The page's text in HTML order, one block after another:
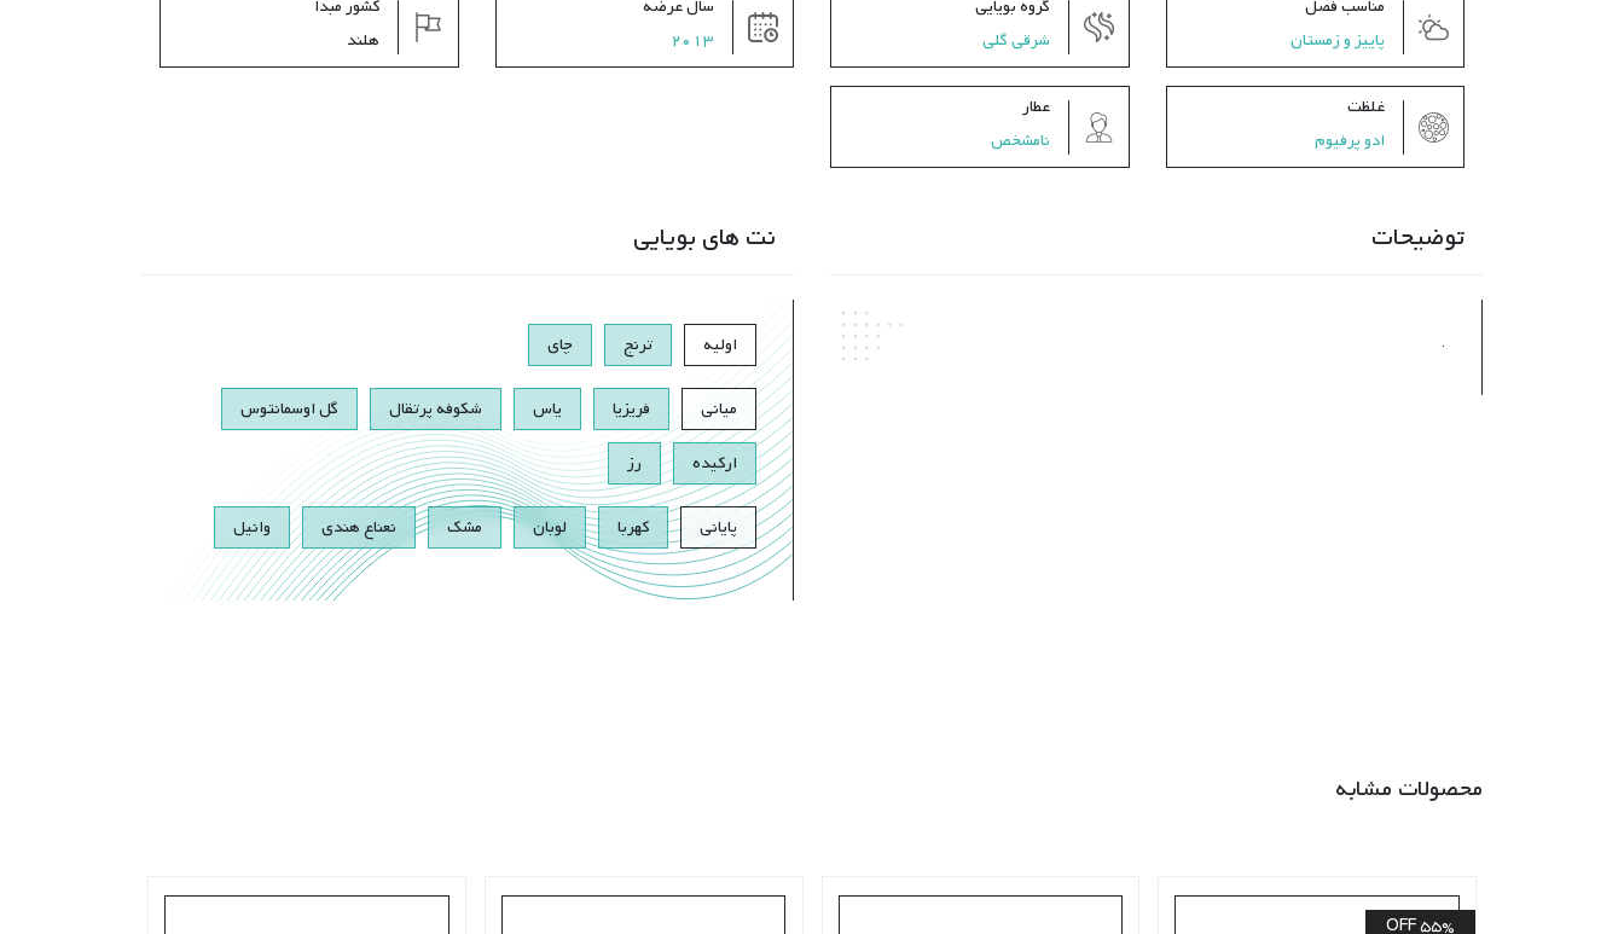
مناسب فصل
پاییز و زمستان
گروه بویایی
شرقی گلی
سال عرضه
2013
کشور مبدأ
هلند
غلظت
ادو پرفیوم
عطار
نامشخص
توضیحات
.
نت های بویایی
اولیه ترنج چای
میانی فریزیا یاس شکوفه پرتقال
گل اوسمانتوس
ارکیده
رز
پایانی کهربا لوبان مشک نعناع هندی وانیل
محصولات مشابه
55% OFF